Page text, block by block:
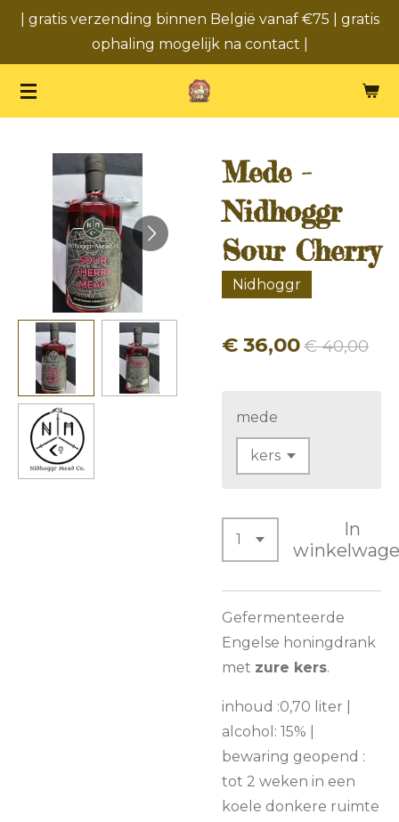
de
hoofdinhoud
| gratis verzending binnen België vanaf €75 | gratis
ophaling mogelijk na contact |
Mede -
Nidhoggr
Sour Cherry
Nidhoggr
€ 36,00€ 40,00
mede
In
Gefermenteerde
Engelse honingdrank
met zure kers.
inhoud :0,70 liter |
alcohol: 15% |
bewaring geopend :
tot 2 weken in een
koele donkere ruimte